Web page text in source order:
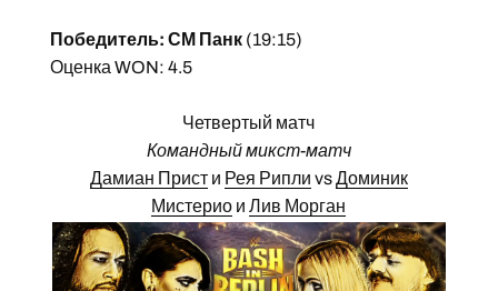
Победитель: СМ Панк(19:15)
Оценка WON: 4.5
Четвертый матч
Командный микст-матч
Дамиан Присти Рея Рипли vsДоминик
Мистерио иЛив Морган